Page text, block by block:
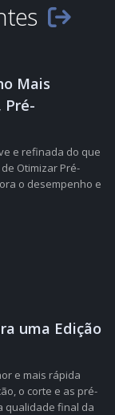
Mais
Pré-
e refinada do que
Otimizar Pré-
o desempenho e
uma Edição
e mais rápida
o corte e as pré-
qualidade final da